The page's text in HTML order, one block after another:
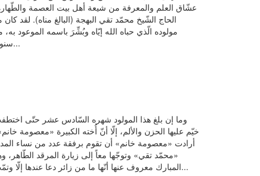
عشّاق العلم والمعرفة من شيعة أهل بيت العصمة والطّهارة
مولوده الّذي حباه الله إيّاه وبُشِّرَ باسمه
سنوات من الولادة الميمونة للشّيخ البهجة- قد تعرّضت لهجوم مرض فَتكَ بأهاليها واحداً تلو الآخر...
وما إن بلغ هذا المولود شهره السّادس عشر حتّى
خيّم عليها الحزن والألم، إلّا أنّ أُخته الكبيرة «معصومة
أرادت «معصومة خانم» أن تقوم برفقة عدد من نساء
«محمّد تقي» وتوجّها معاً إلى زيارة المرقد
المبارك معروف عنها أنّها ما من زائر دعا عندها إلّا وتمّت الإجابة له بالرّد أو القبول، وتقدّم الطفل ليهمس بكلمات العشق المكنونة في صدره سائلاً...